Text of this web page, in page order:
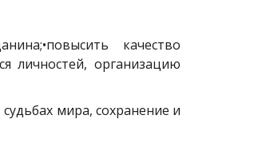
качество
личностей, организацию
мира, сохранение и